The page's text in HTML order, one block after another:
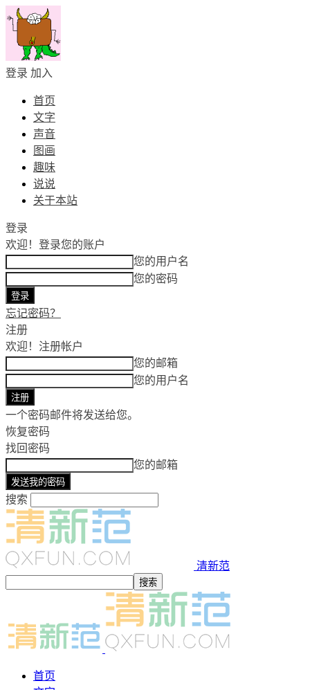
登录 加入
首页
文字
声音
图画
趣味
说说
关于本站
登录
欢迎！ 登录您的账户
您的用户名
您的密码
忘记密码？
注册
欢迎！ 注册帐户
您的邮箱
您的用户名
一个密码邮件将发送给您。
恢复密码
找回密码
您的邮箱
搜索
清新范
首页